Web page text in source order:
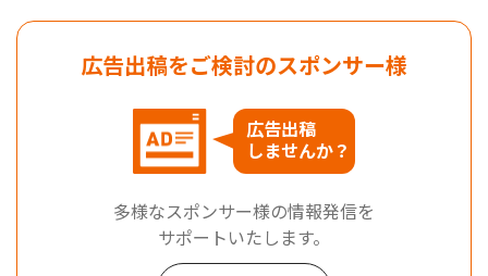
広告出稿をご検討のスポンサー様
広告出稿
しませんか？
多様なスポンサー様の情報発信を
サポートいたします。